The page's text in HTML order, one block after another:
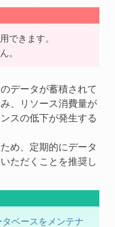
できます。
。
データが蓄積されて
、リソース消費量が
スの低下が発生する
め、定期的にデータ
ただくことを推奨し
タベースをメンテナ